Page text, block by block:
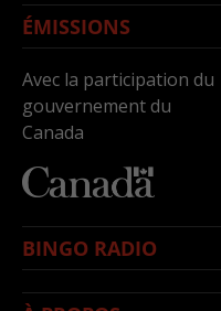
ÉMISSIONS
Avec la participation du
gouvernement du
Canada
BINGO RADIO